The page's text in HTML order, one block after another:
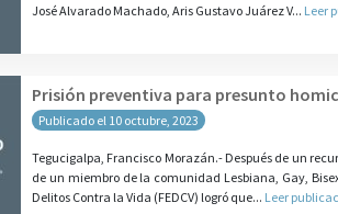
José Alvarado Machado, Aris Gustavo Juárez V... Leer
Prisión preventiva para presunto
Publicado el 10 octubre, 2023
Tegucigalpa, Francisco Morazán.- Después de un
de un miembro de la comunidad Lesbiana, Gay,
Delitos Contra la Vida (FEDCV) logró que... Leer